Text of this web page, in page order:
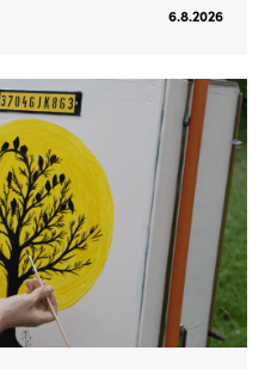
6.8.2026